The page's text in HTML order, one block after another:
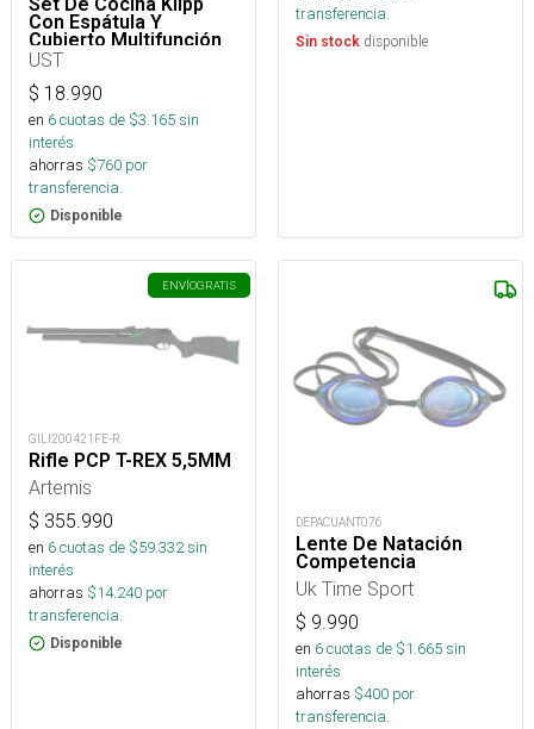
Set De Cocina Klipp
Con Espátula Y
Cubierto Multifunción
UST
$ 18.990
en 6cuotas de $3.165sin
interés
ahorras $760 por
transferencia.
Disponible
transferencia.
Sin stock disponible
ENVÍOGRATIS
GILI200421FE-R
Rifle PCP T-REX 5,5MM
Artemis
$ 355.990
en 6cuotas de $59.332sin
interés
ahorras $14.240 por
transferencia.
Disponible
DEPACUANT076
Lente De Natación
Competencia
Uk Time Sport
$ 9.990
en 6cuotas de $1.665sin
interés
ahorras $400 por
transferencia.